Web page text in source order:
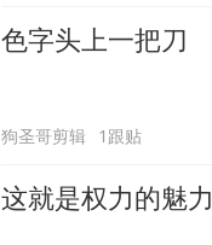
色字头上一把刀
狗圣哥剪辑 1跟贴
这就是权力的魅力